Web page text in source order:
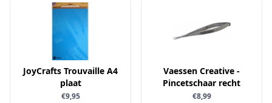
Steadler
Stitch & Do
Studio Light
Te Gekke Krijtjes
The Paper Boutique
JoyCrafts Trouvaille A4
plaat
€9,95
Vaessen Creative -
Pincetschaar recht
€8,99